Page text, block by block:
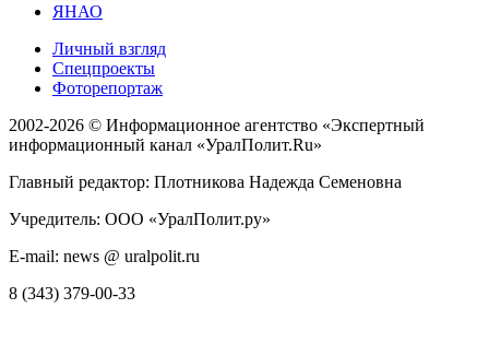
ЯНАО
Личный взгляд
Спецпроекты
Фоторепортаж
2002-2026 © Информационное агентство «Экспертный
информационный канал «УралПолит.Ru»
Главный редактор: Плотникова Надежда Семеновна
Учредитель: ООО «УралПолит.ру»
E-mail: news @ uralpolit.ru
8 (343) 379-00-33